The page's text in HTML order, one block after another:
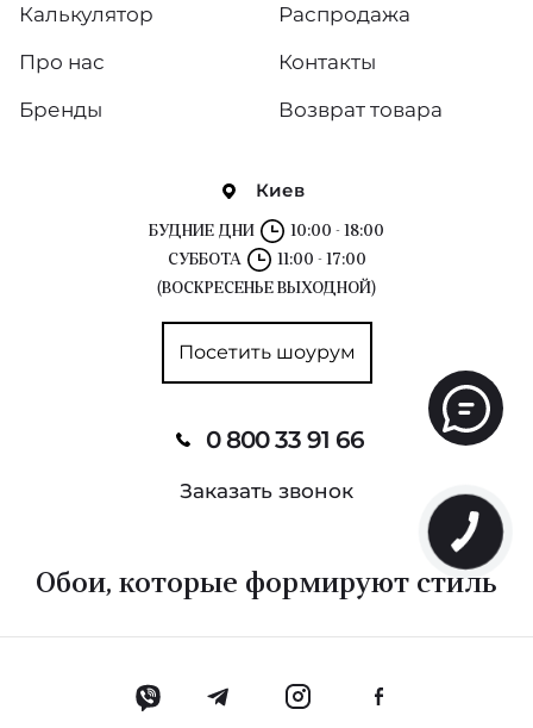
Киев
БУДНИЕ ДНИ
10:00 - 18:00
СУББОТА
11:00 - 17:00
(ВОСКРЕСЕНЬЕ ВЫХОДНОЙ)
Посетить шоурум
0 800 33 91 66
Заказать звонок
Калькулятор
Про нас
Бренды
Распродажа
Контакты
Возврат товара
Обои, которые формируют стиль